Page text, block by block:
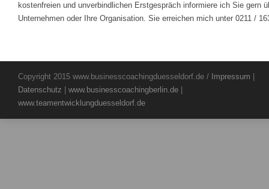
kostenfreien und unverbindlichen Erstgespräch informiere ich Sie gern
Unternehmen oder Ihre Organisation. Sie erreichen mich unter 0211 /
Copyright 2015 www.businesscoachingduesseldorf.de / Impressum
Datenschutz
www.businesscoachingberlin.de
www.teamentwicklungduesseldorf.de